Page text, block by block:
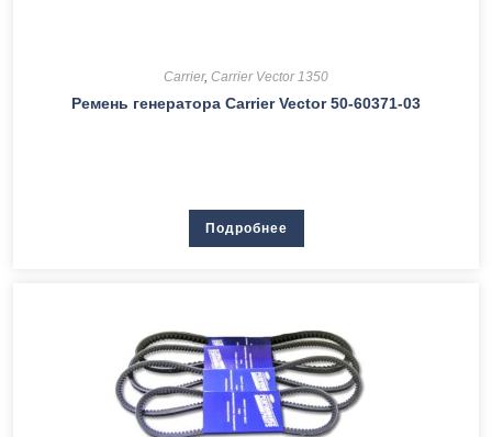
Carrier, Carrier Vector 1350
Ремень генератора Сarrier Vector 50-60371-03
Подробнее